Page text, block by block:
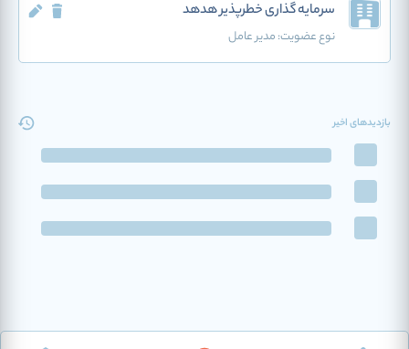
سرمایه گذاری خطرپذیر هدهد
نوع عضویت:مدیر عامل
بازدیدهای اخیر